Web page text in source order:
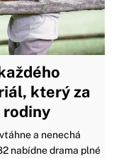
který za
rodiny
a nenechá
nabídne drama plné